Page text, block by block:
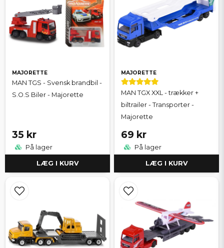
MAJORETTE
MAN TGS - Svensk brandbil -
S.O.S Biler - Majorette
35 kr
På lager
LÆG I KURV
MAJORETTE
MAN TGX XXL - trækker +
biltrailer - Transporter -
Majorette
69 kr
På lager
LÆG I KURV